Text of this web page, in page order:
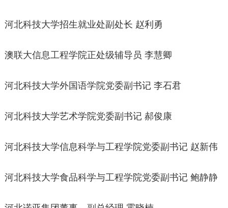
河北科技大学招生就业处副处长 赵利勇
澳联大信息工程学院正处级辅导员 李慧卿
河北科技大学外国语学院党委副书记 李石君
河北科技大学艺术学院党委副书记 郝俊康
河北科技大学信息科学与工程学院党委副书记 赵新伟
河北科技大学食品科学与工程学院党委副书记 鲍静静